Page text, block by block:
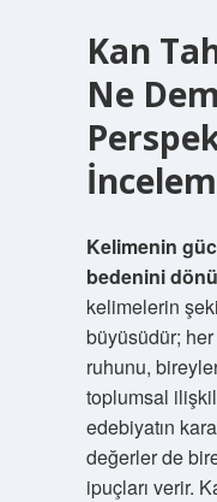
Kan
Ne
Kelimenin
bedenini
kelimelerin
büyüsüdür;
ruhunu,
toplumsal
edebiyatın
değerler de
ipuçları verir.